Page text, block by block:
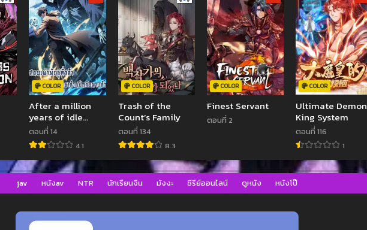
COLOR
After a million
years of idle
time, I woke up
and became a
god – สยบเผ่าพันธุ์
ทั่วล้า ราชาล้านปีก
ลับมาแล้ว
ตอนที่ 14
4.1
COLOR
Trash of the
Count’s Family
ตอนที่ 134
8.3
COLOR
Finest Servant
ตอนที่ 2
COLOR
Ultimate Demon
King System
ตอนที่ 116
1
jav หนังav NTR นักเรียนจีน มังงะ ซีรีย์ออนไลน์ ดูหนัง หนังโป๊